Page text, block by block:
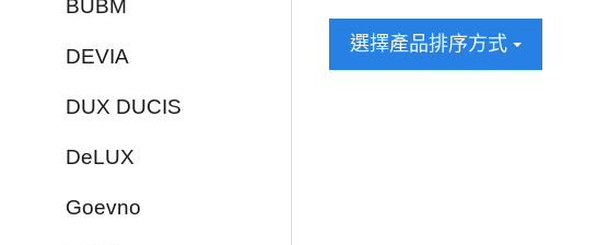
BUBM
DEVIA
DUX DUCIS
DeLUX
Goevno
選擇產品排序方式